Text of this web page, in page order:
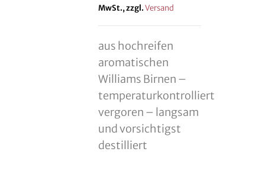
MwSt., zzgl.Versand
aus hochreifen
aromatischen
Williams Birnen –
temperaturkontrolliert
vergoren – langsam
und vorsichtigst
destilliert